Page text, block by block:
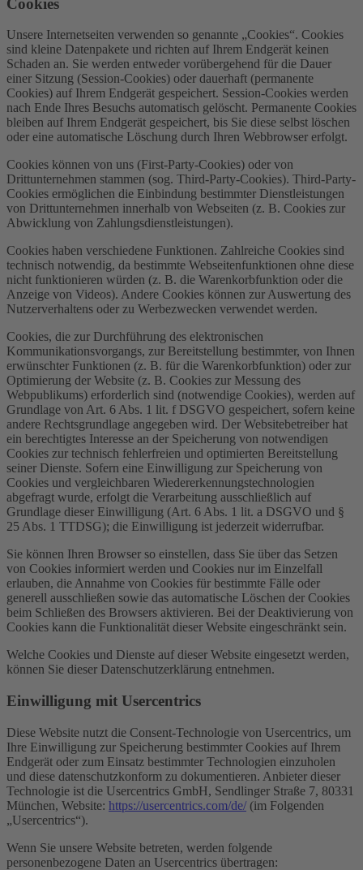
Cookies
Unsere Internetseiten verwenden so genannte „Cookies“. Cookies
sind kleine Datenpakete und richten auf Ihrem Endgerät keinen
Schaden an. Sie werden entweder vorübergehend für die Dauer
einer Sitzung (Session-Cookies) oder dauerhaft (permanente
Cookies) auf Ihrem Endgerät gespeichert. Session-Cookies werden
nach Ende Ihres Besuchs automatisch gelöscht. Permanente Cookies
bleiben auf Ihrem Endgerät gespeichert, bis Sie diese selbst löschen
oder eine automatische Löschung durch Ihren Webbrowser erfolgt.
Cookies können von uns (First-Party-Cookies) oder von
Drittunternehmen stammen (sog. Third-Party-Cookies). Third-Party-
Cookies ermöglichen die Einbindung bestimmter Dienstleistungen
von Drittunternehmen innerhalb von Webseiten (z. B. Cookies zur
Abwicklung von Zahlungsdienstleistungen).
Cookies haben verschiedene Funktionen. Zahlreiche Cookies sind
technisch notwendig, da bestimmte Webseitenfunktionen ohne diese
nicht funktionieren würden (z. B. die Warenkorbfunktion oder die
Anzeige von Videos). Andere Cookies können zur Auswertung des
Nutzerverhaltens oder zu Werbezwecken verwendet werden.
Cookies, die zur Durchführung des elektronischen
Kommunikationsvorgangs, zur Bereitstellung bestimmter, von Ihnen
erwünschter Funktionen (z. B. für die Warenkorbfunktion) oder zur
Optimierung der Website (z. B. Cookies zur Messung des
Webpublikums) erforderlich sind (notwendige Cookies), werden auf
Grundlage von Art. 6 Abs. 1 lit. f DSGVO gespeichert, sofern keine
andere Rechtsgrundlage angegeben wird. Der Websitebetreiber hat
ein berechtigtes Interesse an der Speicherung von notwendigen
Cookies zur technisch fehlerfreien und optimierten Bereitstellung
seiner Dienste. Sofern eine Einwilligung zur Speicherung von
Cookies und vergleichbaren Wiedererkennungstechnologien
abgefragt wurde, erfolgt die Verarbeitung ausschließlich auf
Grundlage dieser Einwilligung (Art. 6 Abs. 1 lit. a DSGVO und §
25 Abs. 1 TTDSG); die Einwilligung ist jederzeit widerrufbar.
Sie können Ihren Browser so einstellen, dass Sie über das Setzen
von Cookies informiert werden und Cookies nur im Einzelfall
erlauben, die Annahme von Cookies für bestimmte Fälle oder
generell ausschließen sowie das automatische Löschen der Cookies
beim Schließen des Browsers aktivieren. Bei der Deaktivierung von
Cookies kann die Funktionalität dieser Website eingeschränkt sein.
Welche Cookies und Dienste auf dieser Website eingesetzt werden,
können Sie dieser Datenschutzerklärung entnehmen.
Einwilligung mit Usercentrics
Diese Website nutzt die Consent-Technologie von Usercentrics, um
Ihre Einwilligung zur Speicherung bestimmter Cookies auf Ihrem
Endgerät oder zum Einsatz bestimmter Technologien einzuholen
und diese datenschutzkonform zu dokumentieren. Anbieter dieser
Technologie ist die Usercentrics GmbH, Sendlinger Straße 7, 80331
München, Website: https://usercentrics.com/de/ (im Folgenden
„Usercentrics“).
Wenn Sie unsere Website betreten, werden folgende
personenbezogene Daten an Usercentrics übertragen: